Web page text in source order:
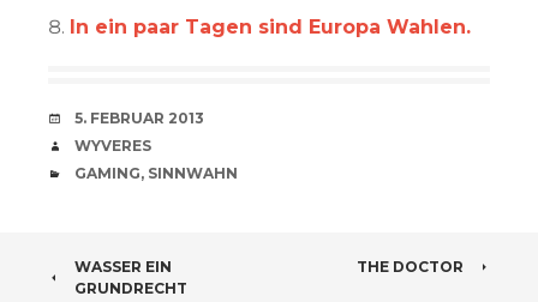
In ein paar Tagen sind Europa Wahlen.
VERABREDUNG
5. FEBRUAR 2013
VERFASSER
WYVERES
CATEGORIES
GAMING, SINNWAHN
BEITRAGSNAVIGATION
WASSER EIN
GRUNDRECHT
THE DOCTOR